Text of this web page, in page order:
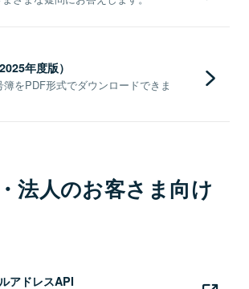
年度版）
をPDF形式でダウンロードできま
法人のお客さま向け
アドレスAPI